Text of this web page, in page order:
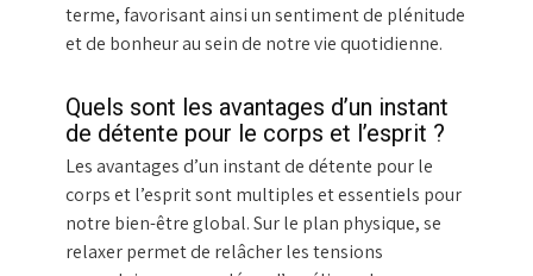
terme, favorisant ainsi un sentiment de plénitude
et de bonheur au sein de notre vie quotidienne.
Quels sont les avantages d’un instant
de détente pour le corps et l’esprit ?
Les avantages d’un instant de détente pour le
corps et l’esprit sont multiples et essentiels pour
notre bien-être global. Sur le plan physique, se
relaxer permet de relâcher les tensions